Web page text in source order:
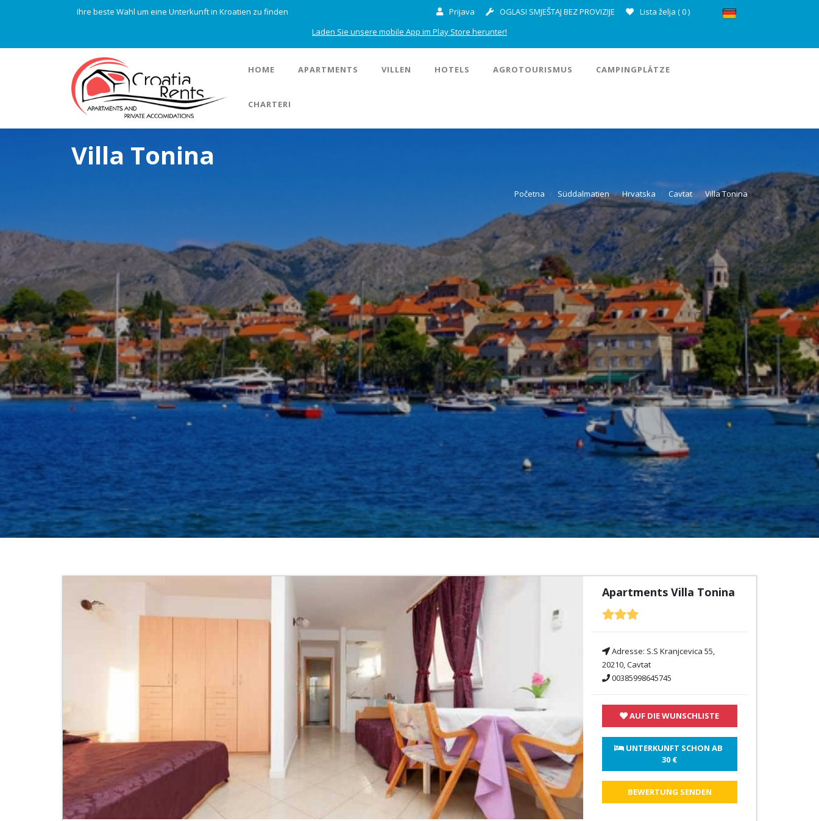
Ihre beste Wahl um eine Unterkunft in Kroatien zu finden Prijava OGLASI SMJEŠTAJ BEZ PROVIZIJE Lista želja (0)
Laden Sie unsere mobile App im Play Store herunter!
HOME APARTMENTS VILLEN HOTELS AGROTOURISMUS CAMPINGPLÄTZE
CHARTERI
Villa Tonina
Početna Süddalmatien Hrvatska Cavtat Villa Tonina
Apartments Villa Tonina
Adresse: S.S Kranjcevica 55,
20210, Cavtat
00385998645745
AUF DIE WUNSCHLISTE
30 €
BEWERTUNG SENDEN